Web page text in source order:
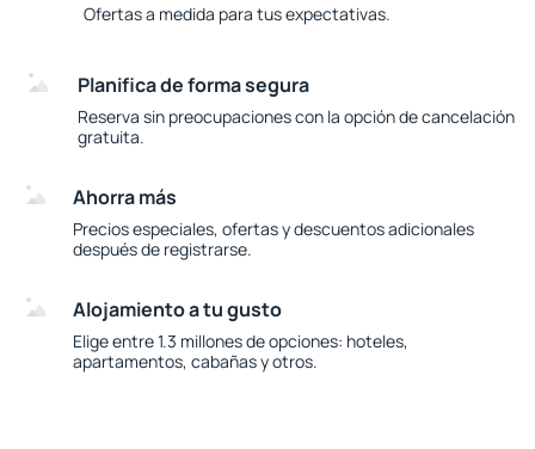
Ofertas a medida para tus expectativas.
Planifica de forma segura
Reserva sin preocupaciones con la opción de cancelación
gratuita.
Ahorra más
Precios especiales, ofertas y descuentos adicionales
después de registrarse.
Alojamiento a tu gusto
Elige entre 1.3 millones de opciones: hoteles,
apartamentos, cabañas y otros.